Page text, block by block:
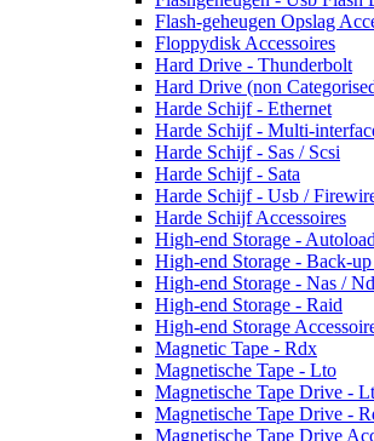
Flash-geheugen Opslag
Floppydisk Accessoires
Hard Drive - Thunderbolt
Hard Drive (non
Harde Schijf - Ethernet
Harde Schijf - Multi-
Harde Schijf - Sas / Scsi
Harde Schijf - Sata
Harde Schijf - Usb /
Harde Schijf Accessoires
High-end Storage -
High-end Storage - Back-
High-end Storage - Nas /
High-end Storage - Raid
High-end Storage
Magnetic Tape - Rdx
Magnetische Tape - Lto
Magnetische Tape Drive -
Magnetische Tape Drive -
Magnetische Tape Drive